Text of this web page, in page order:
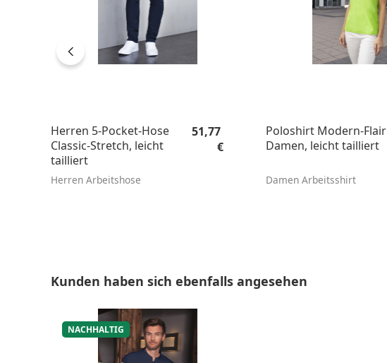
Herren 5-Pocket-Hose
Classic-Stretch, leicht
tailliert
Herren Arbeitshose
Regulärer Preis:
51,77
€
Poloshirt Modern-Flair
Damen, leicht tailliert
Damen Arbeitsshirt
Produktgalerie überspringen
Kunden haben sich ebenfalls angesehen
NACHHALTIG